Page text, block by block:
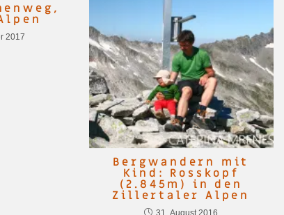
2017
Bergwandern mit
Kind: Rosskopf
(2.845m) in den
Zillertaler Alpen
31. August 2016